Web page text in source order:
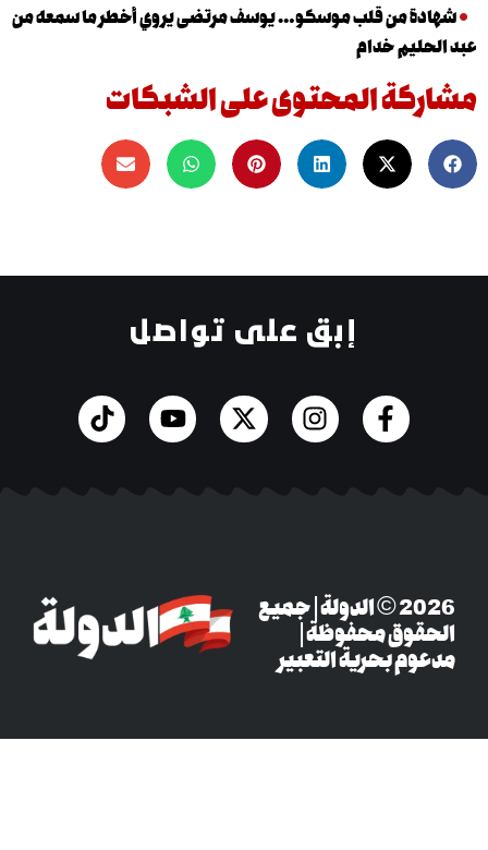
من قلب موسكو… يوسف مرتضى يروي أخطر ما سمعه من
خدام
المحتوى على الشبكات
إبق على تواصل
‎© 2026 الدولة | جميع
محفوظة |
بحرية التعبير